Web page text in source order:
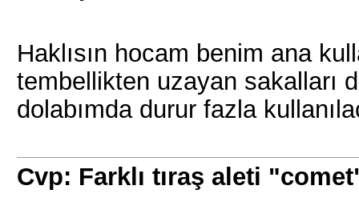
Haklısın hocam benim ana
tembellikten uzayan sakalları
dolabımda durur fazla
Cvp: Farklı tıraş aleti